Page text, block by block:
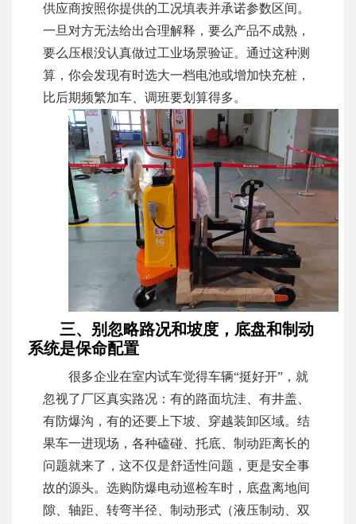
供应商按照你提供的工况填表并承诺参数区间。
一旦对方无法给出合理解释，要么产品不成熟，
要么压根没认真做过工业场景验证。通过这种测
算，你会发现有时选大一档电池或增加快充桩，
比后期频繁加车、调班要划算得多。
三、别忽略路况和坡度，底盘和制动
系统是保命配置
很多企业在室内试车觉得车辆“挺好开”，就
忽视了厂区真实路况：有的路面坑洼、有井盖、
有防爆沟，有的还要上下坡、穿越装卸区域。结
果车一进现场，各种磕碰、托底、制动距离长的
问题就来了，这不仅是舒适性问题，更是安全事
故的源头。选购防爆电动巡检车时，底盘离地间
隙、轴距、转弯半径、制动形式（液压制动、双